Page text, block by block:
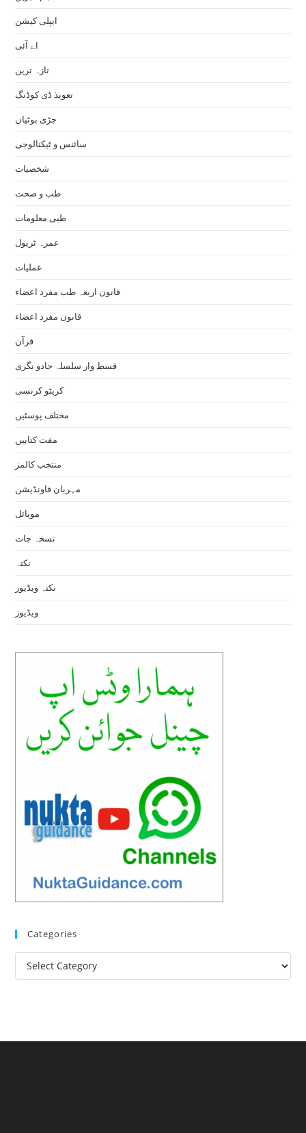
ایپلی کیشن
اے آئی
تازہ ترین
تعویذ ڈی کوڈنگ
جڑی بوٹیاں
سائنس و ٹیکنالوجی
شخصیات
طب و صحت
طبی معلومات
عمرہ ٹریول
عملیات
قانون اربعہ طب مفرد اعضاء
قانون مفرد اعضاء
قرآن
قسط وار سلسلہ جادو نگری
کرپٹو کرنسی
مختلف پوسٹیں
مفت کتابیں
منتخب کالمز
مہربان فاونڈیشن
موبائل
نسخہ جات
نکتہ
نکتہ ویڈیوز
ویڈیوز
Categories
Categories